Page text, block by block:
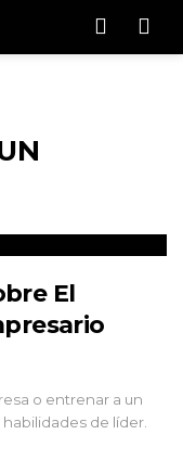
El
o entrenar a un
de líder.